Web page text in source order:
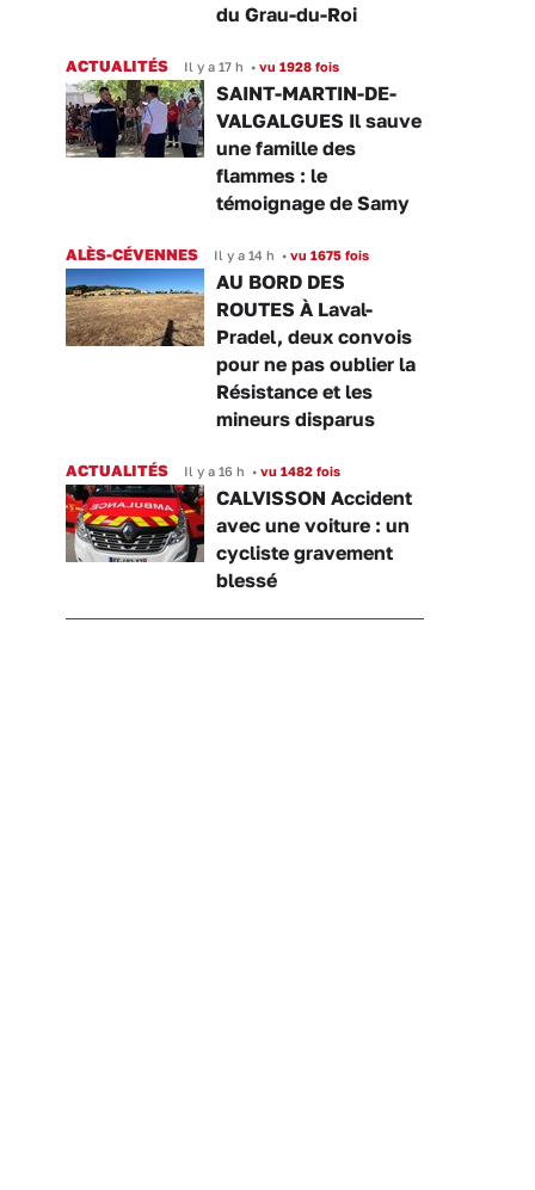
du Grau-du-Roi
ACTUALITÉS Il y a 17 h • vu 1928 fois
SAINT-MARTIN-DE-
VALGALGUES Il sauve
une famille des
flammes : le
témoignage de Samy
ALÈS-CÉVENNES Il y a 14 h • vu 1675 fois
AU BORD DES
ROUTES À Laval-
Pradel, deux convois
pour ne pas oublier la
Résistance et les
mineurs disparus
ACTUALITÉS Il y a 16 h • vu 1482 fois
CALVISSON Accident
avec une voiture : un
cycliste gravement
blessé